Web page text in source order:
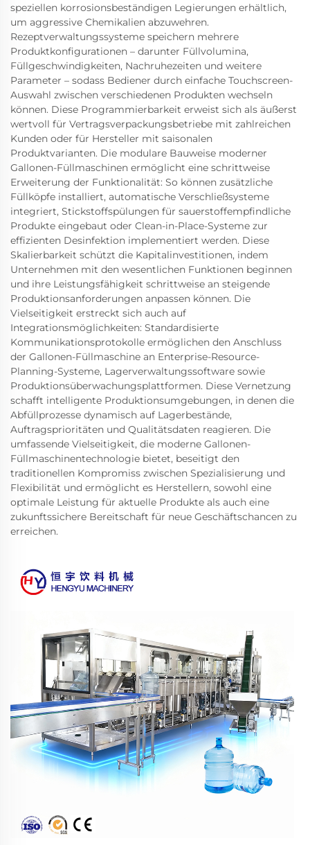
speziellen korrosionsbeständigen Legierungen erhältlich,
um aggressive Chemikalien abzuwehren.
Rezeptverwaltungssysteme speichern mehrere
Produktkonfigurationen – darunter Füllvolumina,
Füllgeschwindigkeiten, Nachruhezeiten und weitere
Parameter – sodass Bediener durch einfache Touchscreen-
Auswahl zwischen verschiedenen Produkten wechseln
können. Diese Programmierbarkeit erweist sich als äußerst
wertvoll für Vertragsverpackungsbetriebe mit zahlreichen
Kunden oder für Hersteller mit saisonalen
Produktvarianten. Die modulare Bauweise moderner
Gallonen-Füllmaschinen ermöglicht eine schrittweise
Erweiterung der Funktionalität: So können zusätzliche
Füllköpfe installiert, automatische Verschließsysteme
integriert, Stickstoffspülungen für sauerstoffempfindliche
Produkte eingebaut oder Clean-in-Place-Systeme zur
effizienten Desinfektion implementiert werden. Diese
Skalierbarkeit schützt die Kapitalinvestitionen, indem
Unternehmen mit den wesentlichen Funktionen beginnen
und ihre Leistungsfähigkeit schrittweise an steigende
Produktionsanforderungen anpassen können. Die
Vielseitigkeit erstreckt sich auch auf
Integrationsmöglichkeiten: Standardisierte
Kommunikationsprotokolle ermöglichen den Anschluss
der Gallonen-Füllmaschine an Enterprise-Resource-
Planning-Systeme, Lagerverwaltungssoftware sowie
Produktionsüberwachungsplattformen. Diese Vernetzung
schafft intelligente Produktionsumgebungen, in denen die
Abfüllprozesse dynamisch auf Lagerbestände,
Auftragsprioritäten und Qualitätsdaten reagieren. Die
umfassende Vielseitigkeit, die moderne Gallonen-
Füllmaschinentechnologie bietet, beseitigt den
traditionellen Kompromiss zwischen Spezialisierung und
Flexibilität und ermöglicht es Herstellern, sowohl eine
optimale Leistung für aktuelle Produkte als auch eine
zukunftssichere Bereitschaft für neue Geschäftschancen zu
erreichen.